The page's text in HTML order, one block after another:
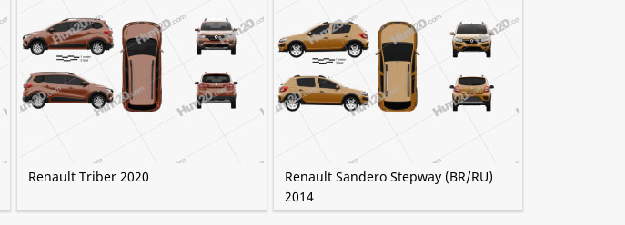
Renault Triber 2020
Renault Sandero Stepway (BR/RU)
2014